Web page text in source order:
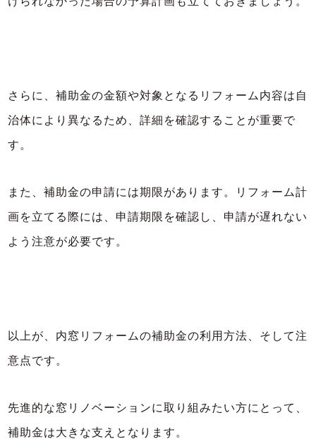
さらに、補助金の金額や対象となるリフォーム内容は自
治体により異なるため、詳細を確認することが重要で
す。
また、補助金の申請には期限があります。リフォーム計
画を立てる際には、申請期限を確認し、申請が遅れない
よう注意が必要です。
以上が、内窓リフォームの補助金の利用方法、そして注
意点です。
先進的な窓リノベーションに取り組みたい方にとって、
補助金は大きな支えとなります。